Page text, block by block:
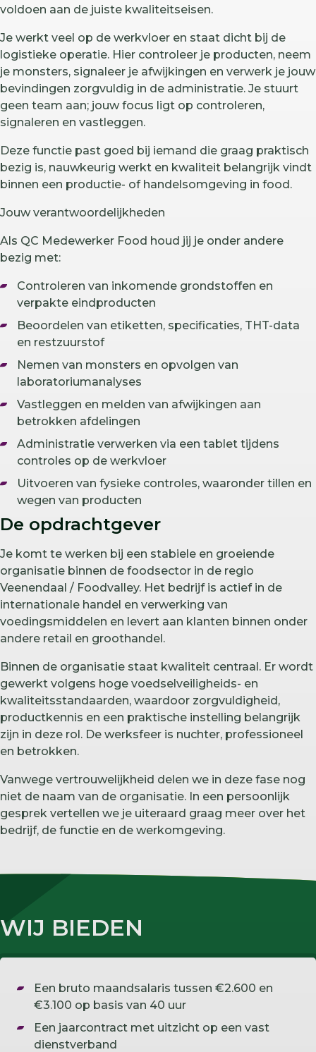
voldoen aan de juiste kwaliteitseisen.
Je werkt veel op de werkvloer en staat dicht bij de
logistieke operatie. Hier controleer je producten, neem
je monsters, signaleer je afwijkingen en verwerk je jouw
bevindingen zorgvuldig in de administratie. Je stuurt
geen team aan; jouw focus ligt op controleren,
signaleren en vastleggen.
Deze functie past goed bij iemand die graag praktisch
bezig is, nauwkeurig werkt en kwaliteit belangrijk vindt
binnen een productie- of handelsomgeving in food.
Jouw verantwoordelijkheden
Als QC Medewerker Food houd jij je onder andere
bezig met:
Controleren van inkomende grondstoffen en
verpakte eindproducten
Beoordelen van etiketten, specificaties, THT-data
en restzuurstof
Nemen van monsters en opvolgen van
laboratoriumanalyses
Vastleggen en melden van afwijkingen aan
betrokken afdelingen
Administratie verwerken via een tablet tijdens
controles op de werkvloer
Uitvoeren van fysieke controles, waaronder tillen en
wegen van producten
De opdrachtgever
Je komt te werken bij een stabiele en groeiende
organisatie binnen de foodsector in de regio
Veenendaal / Foodvalley. Het bedrijf is actief in de
internationale handel en verwerking van
voedingsmiddelen en levert aan klanten binnen onder
andere retail en groothandel.
Binnen de organisatie staat kwaliteit centraal. Er wordt
gewerkt volgens hoge voedselveiligheids- en
kwaliteitsstandaarden, waardoor zorgvuldigheid,
productkennis en een praktische instelling belangrijk
zijn in deze rol. De werksfeer is nuchter, professioneel
en betrokken.
Vanwege vertrouwelijkheid delen we in deze fase nog
niet de naam van de organisatie. In een persoonlijk
gesprek vertellen we je uiteraard graag meer over het
bedrijf, de functie en de werkomgeving.
WIJ BIEDEN
Een bruto maandsalaris tussen €2.600 en
€3.100 op basis van 40 uur
Een jaarcontract met uitzicht op een vast
dienstverband